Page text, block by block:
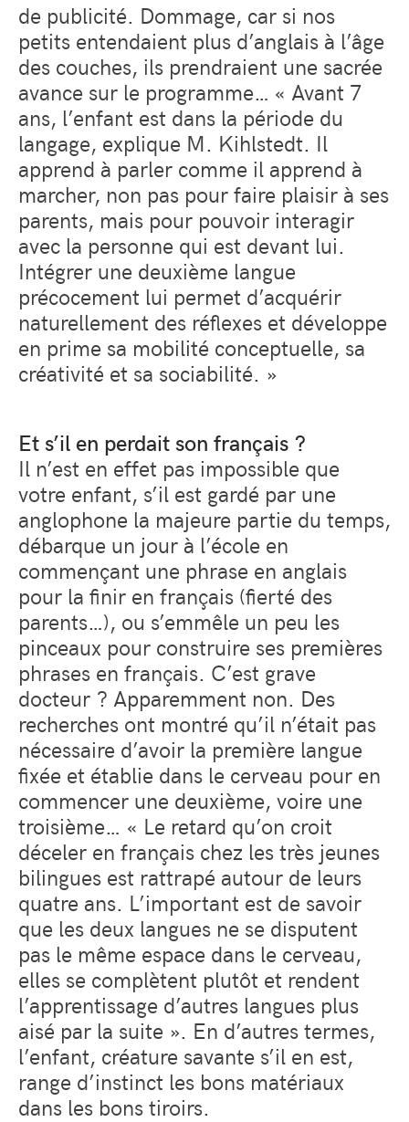
de publicité. Dommage, car si nos
petits entendaient plus d’anglais à l’âge
des couches, ils prendraient une sacrée
avance sur le programme… « Avant 7
ans, l’enfant est dans la période du
langage, explique M. Kihlstedt. Il
apprend à parler comme il apprend à
marcher, non pas pour faire plaisir à ses
parents, mais pour pouvoir interagir
avec la personne qui est devant lui.
Intégrer une deuxième langue
précocement lui permet d’acquérir
naturellement des réflexes et développe
en prime sa mobilité conceptuelle, sa
créativité et sa sociabilité. »
Et s’il en perdait son français ?
Il n’est en effet pas impossible que
votre enfant, s’il est gardé par une
anglophone la majeure partie du temps,
débarque un jour à l’école en
commençant une phrase en anglais
pour la finir en français (fierté des
parents…), ou s’emmêle un peu les
pinceaux pour construire ses premières
phrases en français. C’est grave
docteur ? Apparemment non. Des
recherches ont montré qu’il n’était pas
nécessaire d’avoir la première langue
fixée et établie dans le cerveau pour en
commencer une deuxième, voire une
troisième… « Le retard qu’on croit
déceler en français chez les très jeunes
bilingues est rattrapé autour de leurs
quatre ans. L’important est de savoir
que les deux langues ne se disputent
pas le même espace dans le cerveau,
elles se complètent plutôt et rendent
l’apprentissage d’autres langues plus
aisé par la suite ». En d’autres termes,
l’enfant, créature savante s’il en est,
range d’instinct les bons matériaux
dans les bons tiroirs.